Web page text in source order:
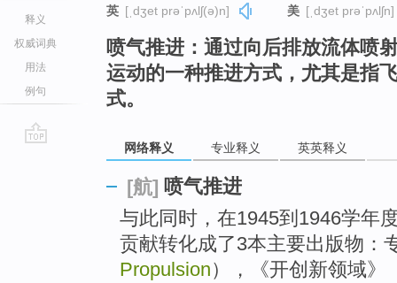
释义
权威词典
用法
例句
英 [ˌdʒet prəˈpʌlʃ(ə)n] 美 [ˌdʒet prəˈpʌlʃn]
喷气推进：通过向后排放流体喷
运动的一种推进方式，尤其是指
式。
网络释义 专业释义 英英释义
[航] 喷气推进
与此同时，在1945到1946学年
贡献转化成了3本主要出版物：
Propulsion），《开创新领域》